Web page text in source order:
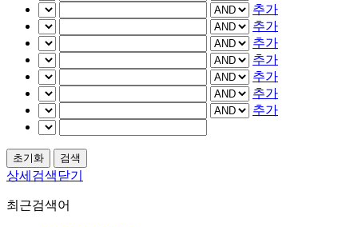
추가
추가
추가
추가
추가
추가
추가
상세검색닫기
최근검색어